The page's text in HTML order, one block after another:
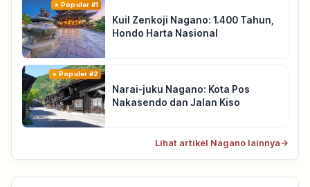
Populer #1
Kuil Zenkoji Nagano: 1.400 Tahun,
Hondo Harta Nasional
Populer #2
Narai-juku Nagano: Kota Pos
Nakasendo dan Jalan Kiso
Lihat artikel Nagano lainnya→